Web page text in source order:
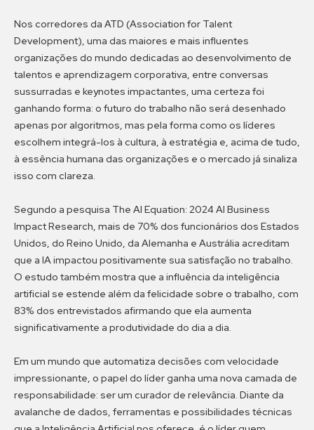
Nos corredores da ATD (Association for Talent
Development), uma das maiores e mais influentes
organizações do mundo dedicadas ao desenvolvimento de
talentos e aprendizagem corporativa, entre conversas
sussurradas e keynotes impactantes, uma certeza foi
ganhando forma: o futuro do trabalho não será desenhado
apenas por algoritmos, mas pela forma como os líderes
escolhem integrá-los à cultura, à estratégia e, acima de tudo,
à essência humana das organizações e o mercado já sinaliza
isso com clareza.
Segundo a pesquisa The AI Equation: 2024 AI Business
Impact Research, mais de 70% dos funcionários dos Estados
Unidos, do Reino Unido, da Alemanha e Austrália acreditam
que a IA impactou positivamente sua satisfação no trabalho.
O estudo também mostra que a influência da inteligência
artificial se estende além da felicidade sobre o trabalho, com
83% dos entrevistados afirmando que ela aumenta
significativamente a produtividade do dia a dia.
Em um mundo que automatiza decisões com velocidade
impressionante, o papel do líder ganha uma nova camada de
responsabilidade: ser um curador de relevância. Diante da
avalanche de dados, ferramentas e possibilidades técnicas